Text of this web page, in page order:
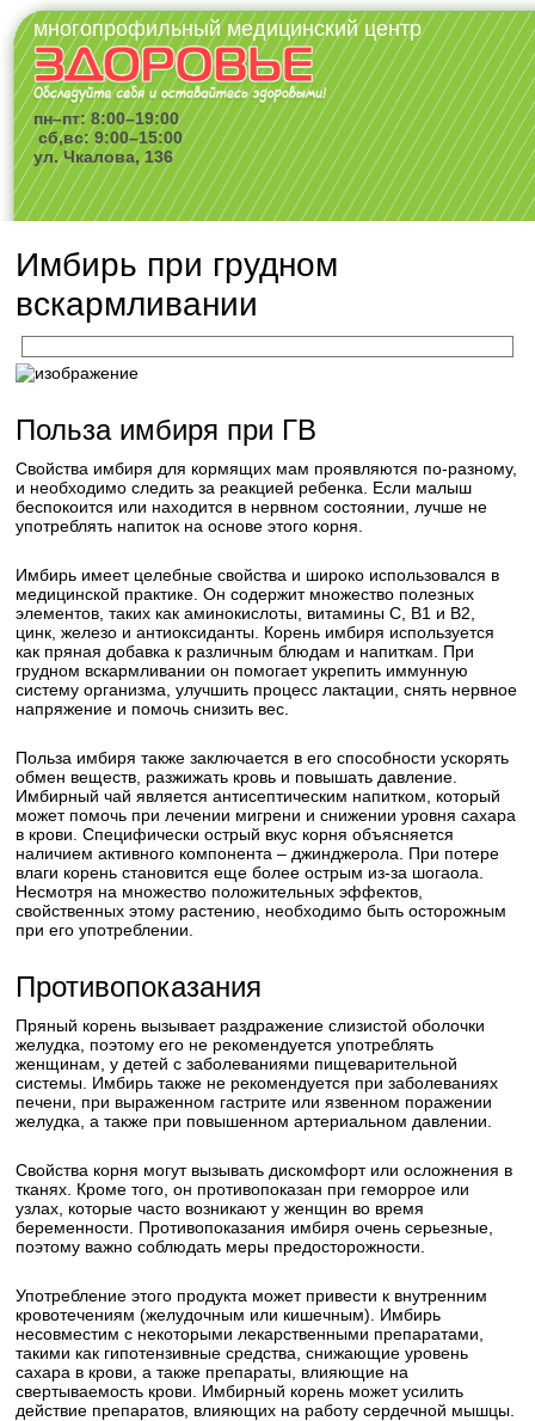
многопрофильный медицинский центр
пн–пт: 8:00–19:00
сб,вс: 9:00–15:00
ул. Чкалова, 136
Имбирь при грудном
вскармливании
Польза имбиря при ГВ
Свойства имбиря для кормящих мам проявляются по-разному,
и необходимо следить за реакцией ребенка. Если малыш
беспокоится или находится в нервном состоянии, лучше не
употреблять напиток на основе этого корня.
Имбирь имеет целебные свойства и широко использовался в
медицинской практике. Он содержит множество полезных
элементов, таких как аминокислоты, витамины С, B1 и B2,
цинк, железо и антиоксиданты. Корень имбиря используется
как пряная добавка к различным блюдам и напиткам. При
грудном вскармливании он помогает укрепить иммунную
систему организма, улучшить процесс лактации, снять нервное
напряжение и помочь снизить вес.
Польза имбиря также заключается в его способности ускорять
обмен веществ, разжижать кровь и повышать давление.
Имбирный чай является антисептическим напитком, который
может помочь при лечении мигрени и снижении уровня сахара
в крови. Специфически острый вкус корня объясняется
наличием активного компонента – джинджерола. При потере
влаги корень становится еще более острым из-за шогаола.
Несмотря на множество положительных эффектов,
свойственных этому растению, необходимо быть осторожным
при его употреблении.
Противопоказания
Пряный корень вызывает раздражение слизистой оболочки
желудка, поэтому его не рекомендуется употреблять
женщинам, у детей с заболеваниями пищеварительной
системы. Имбирь также не рекомендуется при заболеваниях
печени, при выраженном гастрите или язвенном поражении
желудка, а также при повышенном артериальном давлении.
Свойства корня могут вызывать дискомфорт или осложнения в
тканях. Кроме того, он противопоказан при геморрое или
узлах, которые часто возникают у женщин во время
беременности. Противопоказания имбиря очень серьезные,
поэтому важно соблюдать меры предосторожности.
Употребление этого продукта может привести к внутренним
кровотечениям (желудочным или кишечным). Имбирь
несовместим с некоторыми лекарственными препаратами,
такими как гипотензивные средства, снижающие уровень
сахара в крови, а также препараты, влияющие на
свертываемость крови. Имбирный корень может усилить
действие препаратов, влияющих на работу сердечной мышцы.